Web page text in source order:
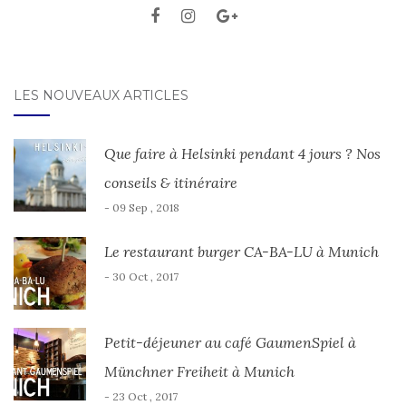
LES NOUVEAUX ARTICLES
Que faire à Helsinki pendant 4 jours ? Nos
conseils & itinéraire
- 09 Sep , 2018
Le restaurant burger CA-BA-LU à Munich
- 30 Oct , 2017
Petit-déjeuner au café GaumenSpiel à
Münchner Freiheit à Munich
- 23 Oct , 2017